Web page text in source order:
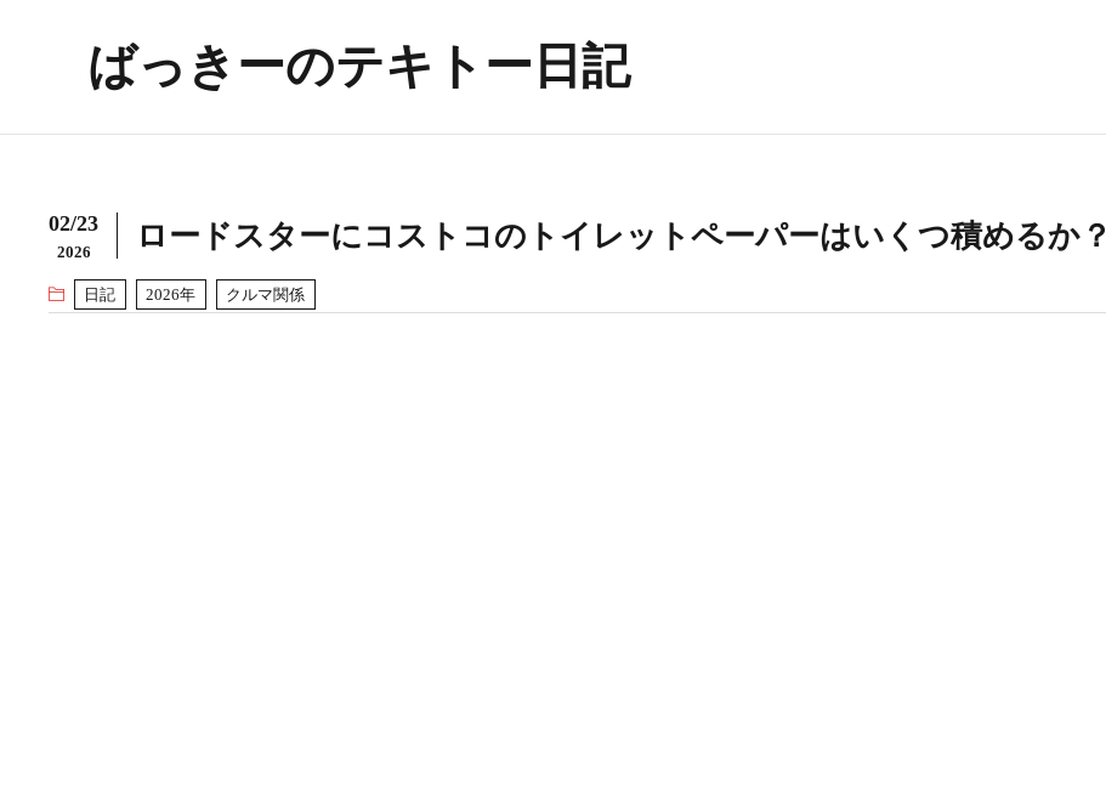
ばっきーのテキトー日記
02/23
2026 ロードスターにコストコのトイレットペーパーはいくつ積めるか？
日記 2026年 クルマ関係